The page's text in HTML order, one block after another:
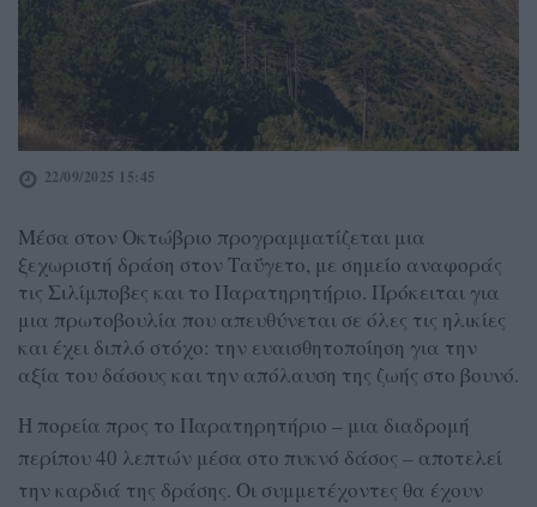
22/09/2025 15:45
Μέσα στον Οκτώβριο προγραμματίζεται μια
ξεχωριστή δράση στον Ταΰγετο, με σημείο αναφοράς
τις Σιλίμποβες και το Παρατηρητήριο. Πρόκειται για
μια πρωτοβουλία που απευθύνεται σε όλες τις ηλικίες
και έχει διπλό στόχο: την ευαισθητοποίηση για την
αξία του δάσους και την απόλαυση της ζωής στο βουνό.
Η πορεία προς το Παρατηρητήριο – μια διαδρομή
περίπου 40 λεπτών μέσα στο πυκνό δάσος – αποτελεί
την καρδιά της δράσης. Οι συμμετέχοντες θα έχουν